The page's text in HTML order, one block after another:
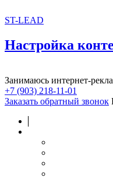
ST-LEAD
Настройка
Занимаюсь интернет-
+7 (903) 218-11-01
Заказать обратный звонок